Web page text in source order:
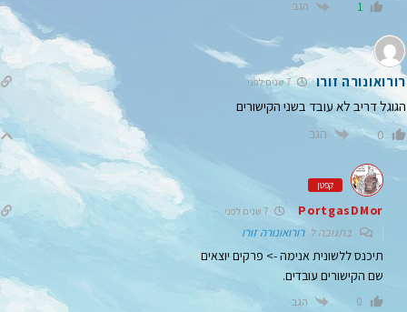
1 הגב
רורואונורה זורו 7 שנים לפני
הגוגל דריב לא עובד בשני הקישורים
0 הגב
קפטן
PortgasDMor
בתגובה לרורואונורה זורו
תיכנס ללשונית אנימה -> פרקים יוצאים
שם הקישורים עובדים.
0 הגב